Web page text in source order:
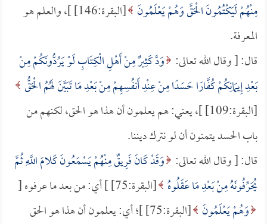
مِنْهُمْ لَيَكْتُمُونَ الْحَقَّ وَهُمْ يَعْلَمُونَ
[البقرة:146] ]، والعلم هو
المعرفة.
قال: [ وقال الله تعالى: وَدَّ كَثِيرٌ مِنْ أَهْلِ الْكِتَابِ لَوْ يَرُدُّونَكُمْ مِنْ
بَعْدِ إِيمَانِكُمْ كُفَّارًا حَسَدًا مِنْ عِنْدِ أَنفُسِهِمْ مِنْ بَعْدِ مَا تَبَيَّنَ لَهُمُ الْحَقُّ
[البقرة:109] ]، يعني: هم يعلمون أن هذا هو الحق، لكنهم من
باب الحسد يتمنون أن لو نترك ديننا.
قال: [ وقال الله تعالى: وَقَدْ كَانَ فَرِيقٌ مِنْهُمْ يَسْمَعُونَ كَلامَ اللَّهِ ثُمَّ
يُحَرِّفُونَهُ مِنْ بَعْدِ مَا عَقَلُوهُ [البقرة:75] ] أي: من بعد ما عرفوه [
وَهُمْ يَعْلَمُونَ
[البقرة:75] ]؛ أي: يعلمون أن هذا هو الحق